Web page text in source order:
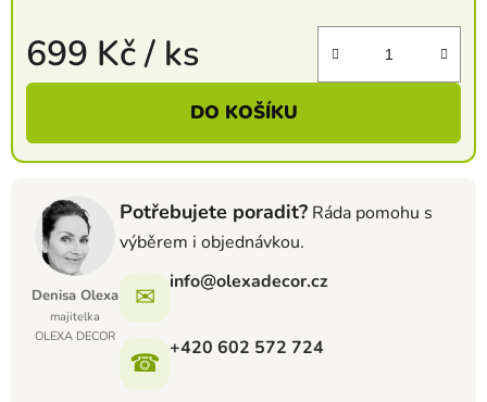
699 Kč/ ks
Měrná cena:
DO KOŠÍKU
Denisa Olexa
majitelka
OLEXA DECOR
Potřebujete poradit? Ráda pomohu s
výběrem i objednávkou.
✉ info@olexadecor.cz
☎ +420 602 572 724